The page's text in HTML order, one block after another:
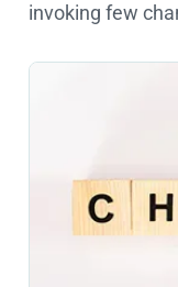
invoking few